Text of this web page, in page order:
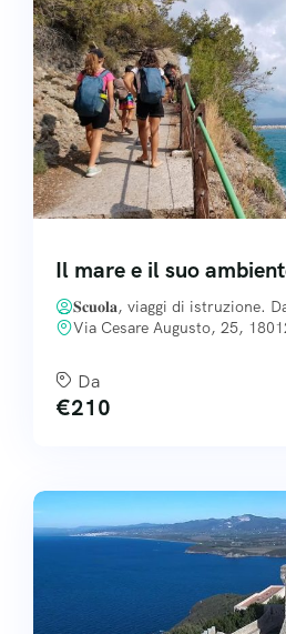
Il mare e il suo
𝐒𝐜𝐮𝐨𝐥𝐚, viaggi di istruzione.
Via Cesare Augusto, 25,
Da
€210